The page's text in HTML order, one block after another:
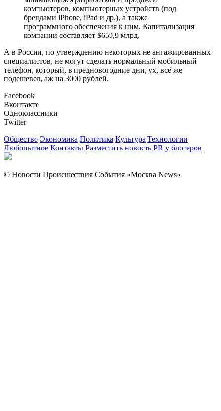
компьютеров, компьютерных устройств (под
брендами iPhone, iPad и др.), а также
программного обеспечения к ним. Капитализация
компании составляет $659,9 млрд.
А в России, по утверждению некоторых не ангажированных
специалистов, не могут сделать нормальный мобильный
телефон, который, в предновогодние дни, ух, всё же
подешевел, аж на 3000 рублей.
Facebook
Вконтакте
Одноклассники
Twitter
Общество Экономика Политика Культура Технологии
Любопытное Контакты Разместить новость PR у блогеров
© Новости Происшествия События «Москва News»